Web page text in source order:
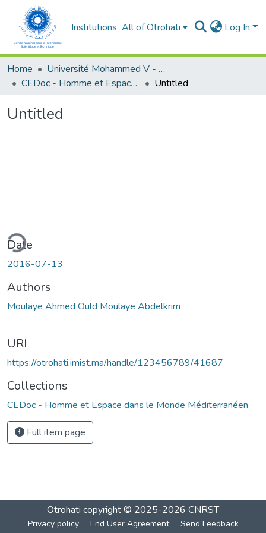
Institutions All of Otrohati Log In
Home
Université Mohammed V - Rabat
CEDoc - Homme et Espace dans le Monde Méditerranéen
Untitled
Untitled
Date
2016-07-13
Authors
Moulaye Ahmed Ould Moulaye Abdelkrim
URI
https://otrohati.imist.ma/handle/123456789/41687
Collections
CEDoc - Homme et Espace dans le Monde Méditerranéen
Full item page
Otrohati copyright © 2025-2026 CNRST
Privacy policy End User Agreement Send Feedback